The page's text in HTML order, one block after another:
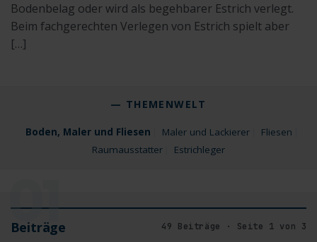
Bodenbelag oder wird als begehbarer Estrich verlegt.
Beim fachgerechten Verlegen von Estrich spielt aber
[…]
— THEMENWELT
Boden, Maler und Fliesen Maler und Lackierer
Fliesen
Raumausstatter
Estrichleger
01
Beiträge 49 Beiträge · Seite 1 von 3